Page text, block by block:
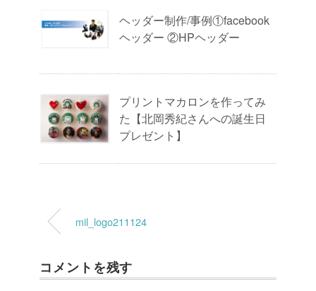
ヘッダー制作/事例①facebook
ヘッダー ②HPヘッダー
プリントマカロンを作ってみ
た【北岡秀紀さんへの誕生日
プレゼント】
mil_logo211124
コメントを残す